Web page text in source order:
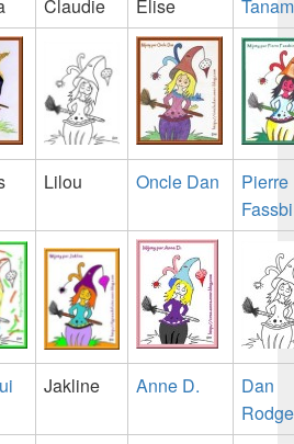
Claudie Elise
Lilou Oncle Dan
Pierre
Jakline Anne D.
Dan